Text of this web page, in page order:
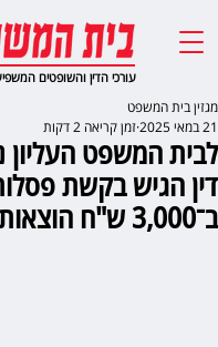
עורכי הדין והשופטים
לבית המשפט העליון
דין הגיש בקשת
ב־3,000 ש"ח הוצאות
מגזין בית המשפט
21 במאי 2025
זמן קריאה 2 דקות